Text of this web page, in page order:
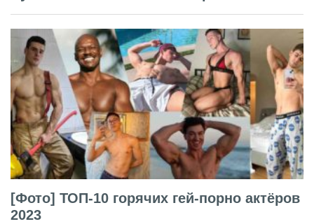
[Фото] ТОП-10 горячих гей-порно актёров
2023